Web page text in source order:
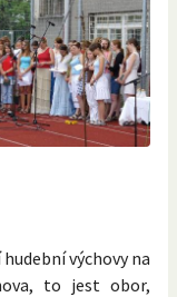
výchovy na
to jest obor,